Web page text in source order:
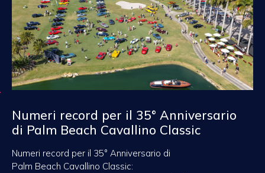
Numeri record per il 35° Anniversario
di Palm Beach Cavallino Classic
Numeri record per il 35° Anniversario di
Palm Beach Cavallino Classic: